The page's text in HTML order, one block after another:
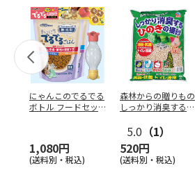
にゃんこのでるでる
ボトル フードセッ
1,080円
(送料別・税込)
森林からの贈りもの
しっかり消臭するひ
5.0 （1）
520円
(送料別・税込)